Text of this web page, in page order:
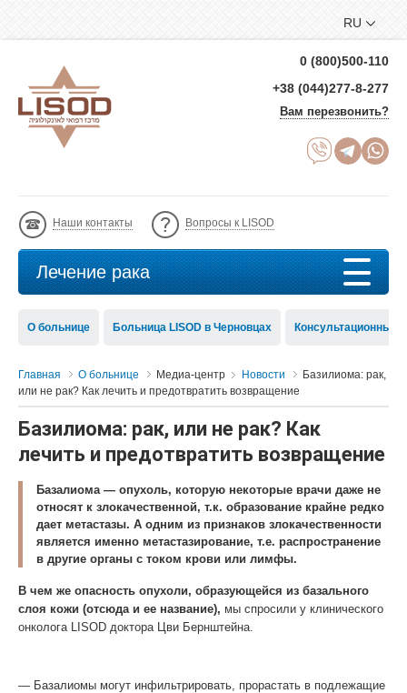
RU
0 (800)500-110
+38 (044)277-8-277
Вам перезвонить?
Наши контакты Вопросы к LISOD
Лечение рака
О больнице Больница LISOD в Черновцах Консультационный
Главная О больнице Медиа-центр Новости
Базилиома: рак,
или не рак? Как лечить и предотвратить возвращение
Базилиома: рак, или не рак? Как
лечить и предотвратить возвращение
Базалиома — опухоль, которую некоторые врачи даже не
относят к злокачественной, т.к. образование крайне редко
дает метастазы. А одним из признаков злокачественности
является именно метастазирование, т.е. распространение
в другие органы с током крови или лимфы.
В чем же опасность опухоли, образующейся из базального
слоя кожи (отсюда и ее название), мы спросили у клинического
онколога LISOD доктора Цви Бернштейна.
— Базалиомы могут инфильтрировать, прорастать в подлежащие